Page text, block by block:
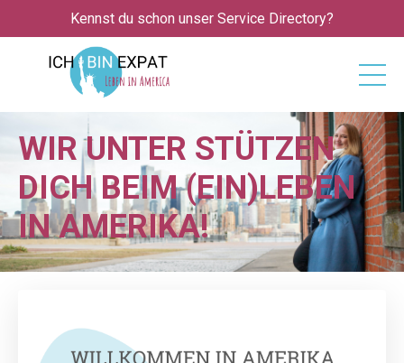
Kennst du schon unser Service Directory?
WIR UNTER ­STÜTZEN
DICH BEIM (EIN)LEBEN
IN AMERIKA!